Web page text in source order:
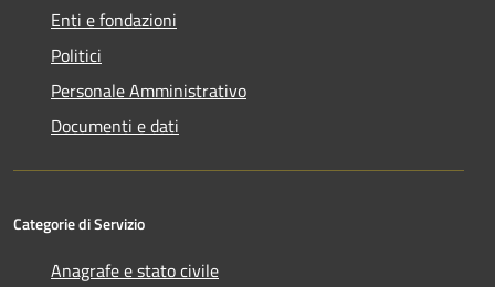
Enti e fondazioni
Politici
Personale Amministrativo
Documenti e dati
Categorie di Servizio
Anagrafe e stato civile